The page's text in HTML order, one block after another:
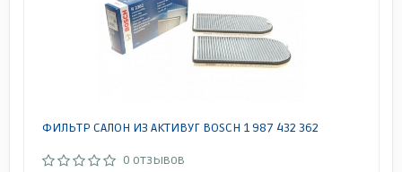
ФИЛЬТР САЛОН ИЗ АКТИВУГ BOSCH 1 987 432 362
0 отзывов